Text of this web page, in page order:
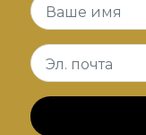
Ваше имя
Эл. почта